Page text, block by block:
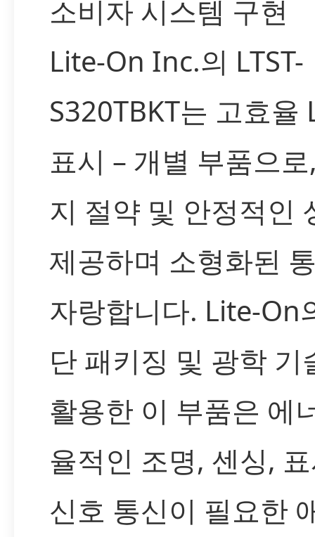
소비자 시스템 구현
Lite-On Inc.의 LTST-
S320TBKT는 고효율
표시 – 개별 부품으
지 절약 및 안정적인
제공하며 소형화된
자랑합니다. Lite-On
단 패키징 및 광학 기
활용한 이 부품은 에
율적인 조명, 센싱,
신호 통신이 필요한